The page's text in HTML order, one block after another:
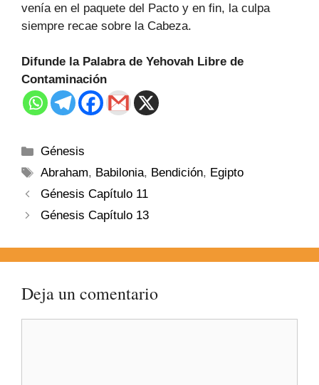
venía en el paquete del Pacto y en fin, la culpa
siempre recae sobre la Cabeza.
Difunde la Palabra de Yehovah Libre de
Contaminación
Génesis
Abraham, Babilonia, Bendición, Egipto
Génesis Capítulo 11
Génesis Capítulo 13
Deja un comentario